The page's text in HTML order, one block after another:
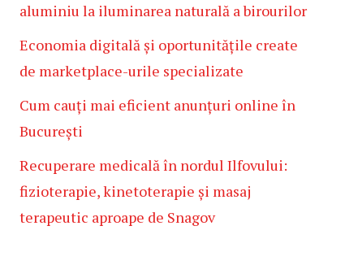
aluminiu la iluminarea naturală a birourilor
Economia digitală și oportunitățile create
de marketplace-urile specializate
Cum cauți mai eficient anunțuri online în
București
Recuperare medicală în nordul Ilfovului:
fizioterapie, kinetoterapie și masaj
terapeutic aproape de Snagov